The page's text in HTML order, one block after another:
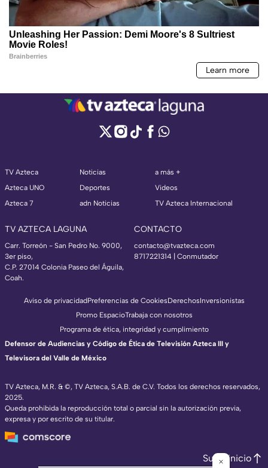
TV Azteca
Azteca UNO
Azteca 7
Noticias
Deportes
adn Noticias
a más +
Videos
TV Azteca Internacional
TV AZTECA LAGUNA
Carr. Torreón - San Pedro No. 9000,
3er piso,
C.P. 27014 Colonia Paseo del Águila,
Coah.
CONTACTO
contacto@tvazteca.com
8717221314 | Conmutador
TV Azteca, M.R. & ©, TV Azteca, S.A.B. de C.V. Todos los derechos reservados,
2025.
Queda prohibida la reproducción total o parcial sin la autorización previa,
expresa y por escrito de su titular.
Aviso de privacidadPreferencias de CookiesDerechosInversionistas
Promo EspacioTrabaja con nosotros
Programa de ética, integridad y cumplimiento
Defensor de Audiencias y Código de Ética de Televisión Azteca III y
Televisora del Valle de México
Subir inicio